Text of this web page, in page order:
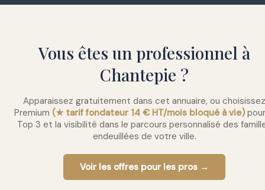
Vous êtes un professionnel à
Chantepie ?
Apparaissez gratuitement dans cet annuaire, ou choisissez
Premium (★ tarif fondateur 14 € HT/mois bloqué à vie)
Top 3 et la visibilité dans le parcours personnalisé des
endeuillées de votre ville.
Voir les offres pour les pros →